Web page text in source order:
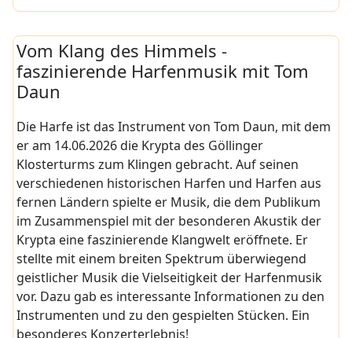
Vom Klang des Himmels -
faszinierende Harfenmusik mit Tom
Daun
Die Harfe ist das Instrument von Tom Daun, mit dem
er am 14.06.2026 die Krypta des Göllinger
Klosterturms zum Klingen gebracht. Auf seinen
verschiedenen historischen Harfen und Harfen aus
fernen Ländern spielte er Musik, die dem Publikum
im Zusammenspiel mit der besonderen Akustik der
Krypta eine faszinierende Klangwelt eröffnete. Er
stellte mit einem breiten Spektrum überwiegend
geistlicher Musik die Vielseitigkeit der Harfenmusik
vor. Dazu gab es interessante Informationen zu den
Instrumenten und zu den gespielten Stücken. Ein
besonderes Konzerterlebnis!